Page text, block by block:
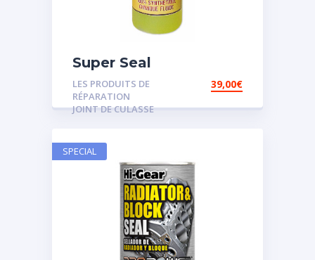
Super Seal
LES PRODUITS DE
RÉPARATION
JOINT DE CULASSE
39,00€
SPECIAL